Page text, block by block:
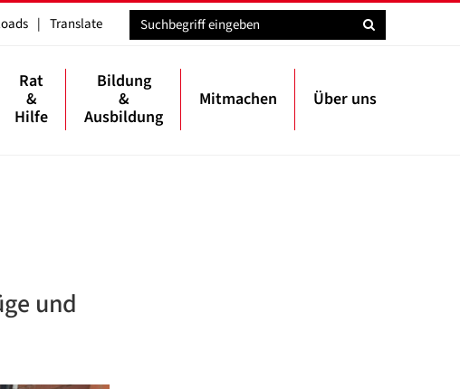
| Translate
Rat
&
Hilfe
Bildung
&
Ausbildung
Mitmachen Über uns
und